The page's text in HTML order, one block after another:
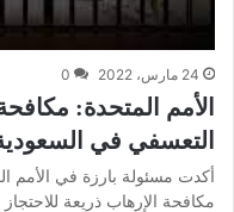
24 مارس، 2022 0
الأمم المتحدة:
التعسفي في
أكدت مسئولة بارزة في الأمم
مكافحة الإرهاب ذريعة